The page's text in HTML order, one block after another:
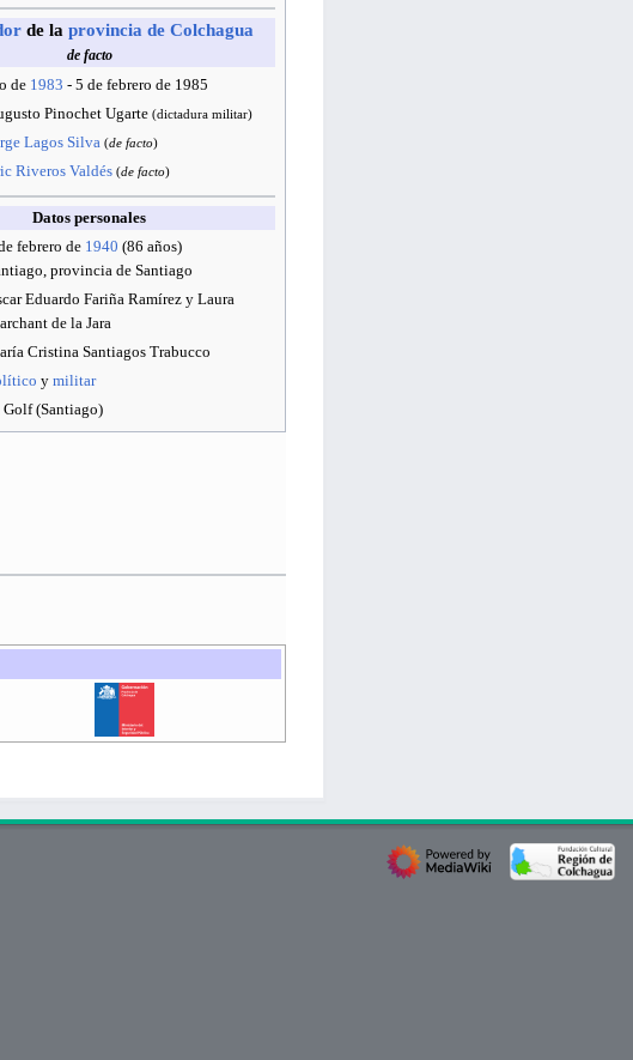
de laprovincia de Colchagua
de facto
de 1983 - 5 de febrero de 1985
Pinochet Ugarte(dictadura militar)
Lagos Silva (de facto)
Riveros Valdés (de facto)
Datos personales
febrero de 1940 (86 años)
provincia de Santiago
Eduardo Fariña Ramírez y Laura
de la Jara
Cristina Santiagos Trabucco
ymilitar
Golf (Santiago)